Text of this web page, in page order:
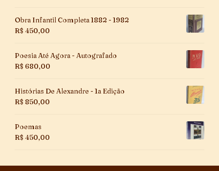
Obra Infantil Completa 1882 - 1982
R$ 450,00
Poesia Até Agora - Autografado
R$ 680,00
Histórias De Alexandre - 1a Edição
R$ 850,00
Poemas
R$ 450,00